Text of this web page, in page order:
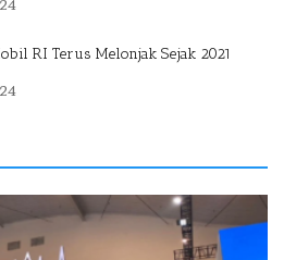
RI Terus Melonjak Sejak 2021